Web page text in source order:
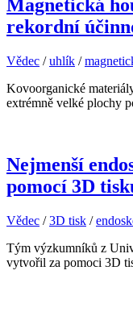
Magnetická
rekordní
Vědec /uhlík /
Kovoorganické
extrémně velké plochy
Nejmenší
pomocí 3D
Vědec /3D tisk /
Tým výzkumníků z
vytvořil za pomoci 3D